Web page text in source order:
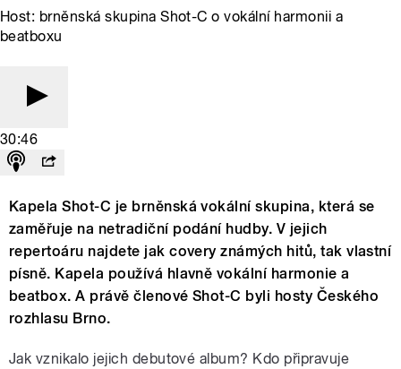
Host: brněnská skupina Shot-C o vokální harmonii a
beatboxu
30:46
Kapela Shot-C je brněnská vokální skupina, která se
zaměřuje na netradiční podání hudby. V jejich
repertoáru najdete jak covery známých hitů, tak vlastní
písně. Kapela používá hlavně vokální harmonie a
beatbox. A právě členové Shot-C byli hosty Českého
rozhlasu Brno.
Jak vznikalo jejich debutové album? Kdo připravuje